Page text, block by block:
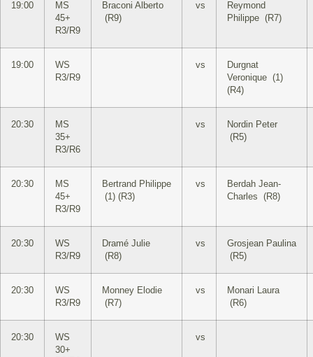
19:00
MS
45+
R3/R9
Braconi Alberto
(R9)
vs
Reymond
Philippe (R7)
19:00
WS
R3/R9
vs
Durgnat
Veronique (1)
(R4)
20:30
MS
35+
R3/R6
vs
Nordin Peter
(R5)
20:30
MS
45+
R3/R9
Bertrand Philippe
(1) (R3)
vs
Berdah Jean-
Charles (R8)
20:30
WS
R3/R9
Dramé Julie
(R8)
vs
Grosjean Paulina
(R5)
20:30
WS
R3/R9
Monney Elodie
(R7)
vs
Monari Laura
(R6)
20:30
WS
30+
vs